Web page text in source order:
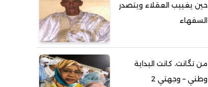
حين يغييب العقلاء ويتصدر
السفهاء
من تگانت، كانت البداية
وطني – وجهتي 2